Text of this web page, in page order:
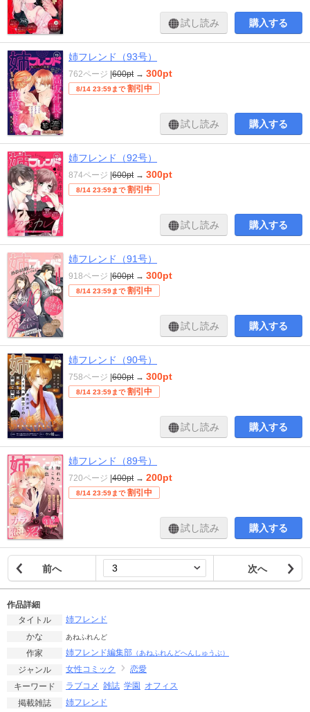
試し読み 購入する
姉フレンド（93号）
762ページ |600pt → 300pt
8/14 23:59まで 割引中
試し読み 購入する
姉フレンド（92号）
874ページ |600pt → 300pt
8/14 23:59まで 割引中
試し読み 購入する
姉フレンド（91号）
918ページ |600pt → 300pt
8/14 23:59まで 割引中
試し読み 購入する
姉フレンド（90号）
758ページ |600pt → 300pt
8/14 23:59まで 割引中
試し読み 購入する
姉フレンド（89号）
720ページ |400pt → 200pt
8/14 23:59まで 割引中
試し読み 購入する
前へ 次へ
作品詳細
タイトル
姉フレンド
かな
あねふれんど
作家 姉フレンド編集部 （あねふれんどへんしゅうぶ）
ジャンル 女性コミック
恋愛
キーワード
ラブコメ 雑誌 学園
オフィス
掲載雑誌
姉フレンド